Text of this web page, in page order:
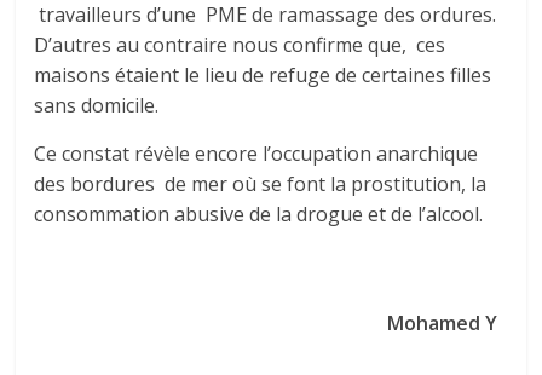
travailleurs d’une PME de ramassage des ordures.
D’autres au contraire nous confirme que, ces
maisons étaient le lieu de refuge de certaines filles
sans domicile.
Ce constat révèle encore l’occupation anarchique
des bordures de mer où se font la prostitution, la
consommation abusive de la drogue et de l’alcool.
Mohamed Y